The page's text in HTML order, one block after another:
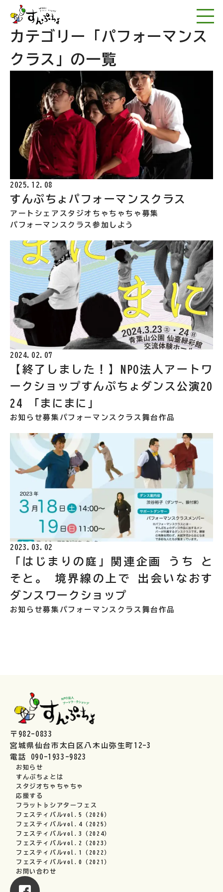
NPO法人アートワー
カテゴリー
「パフォーマンス
クラス」の一覧
2025.12.08
すんぷちょパフォーマンスクラス
アートシェアスタジオちゃちゃちゃ 募集
パフォーマンスクラス 参加しよう
2024.02.07
【終了しました！】NPO法人アートワ
ークショップすんぷちょダンス公演20
24 「まにまに」
お知らせ募集 パフォーマンスクラス 舞台作品
2023.03.02
「はじまりの庭」関連企画 うち と
そと。 境界線の上で 出会いなおす
ダンスワークショップ
お知らせ募集 パフォーマンスクラス 舞台作品
〒982-0833
宮城県仙台市太白区八木山弥生町12-3
電話 090-1933-9823
お知らせ
すんぷちょとは
スタジオちゃちゃちゃ
応援する
フラット♭シアターフェス
フェスティバルvol.5（2026）
フェスティバルvol.4（2025）
フェスティバルvol.3（2024）
フェスティバルvol.2（2023）
フェスティバルvol.1（2022）
フェスティバルvol.0（2021）
お問い合わせ